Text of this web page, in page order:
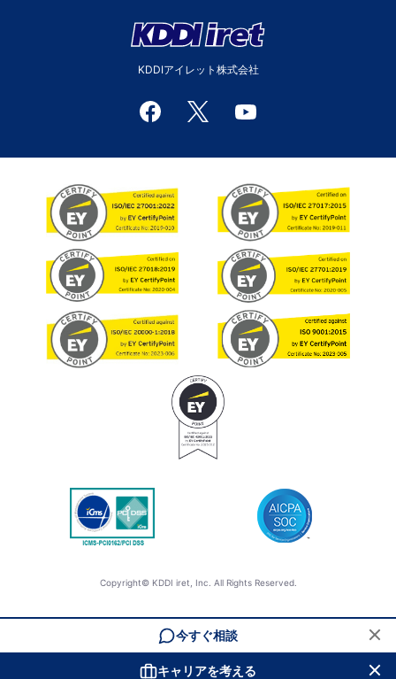
KDDIアイレット株式会社
Copyright© KDDI iret, Inc. All Rights Reserved.
今すぐ相談
キャリアを考える